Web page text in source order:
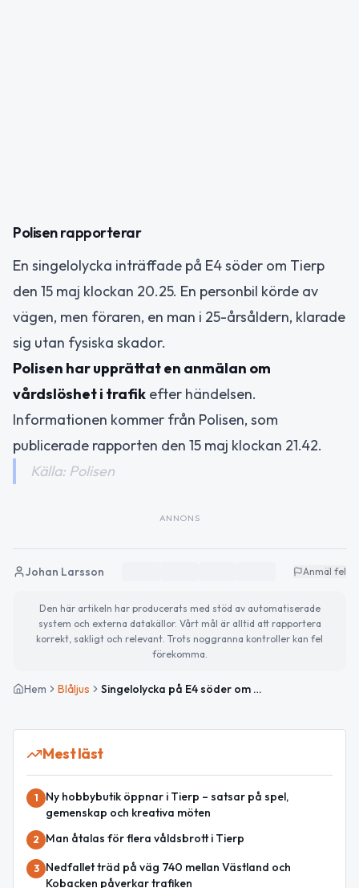
Polisen rapporterar
En singelolycka inträffade på E4 söder om Tierp
den 15 maj klockan 20.25. En personbil körde av
vägen, men föraren, en man i 25-årsåldern, klarade
sig utan fysiska skador.
Polisen har upprättat en anmälan om
vårdslöshet i trafik efter händelsen.
Informationen kommer från Polisen, som
publicerade rapporten den 15 maj klockan 21.42.
Källa: Polisen
ANNONS
Johan Larsson Anmäl fel
Den här artikeln har producerats med stöd av automatiserade
system och externa datakällor. Vårt mål är alltid att rapportera
korrekt, sakligt och relevant. Trots noggranna kontroller kan fel
förekomma.
Hem Blåljus Singelolycka på E4 söder om Tierp – förare utan skador
Mest läst
1
Ny hobbybutik öppnar i Tierp – satsar på spel,
gemenskap och kreativa möten
2 Man åtalas för flera våldsbrott i Tierp
3
Nedfallet träd på väg 740 mellan Västland och
Kobacken påverkar trafiken